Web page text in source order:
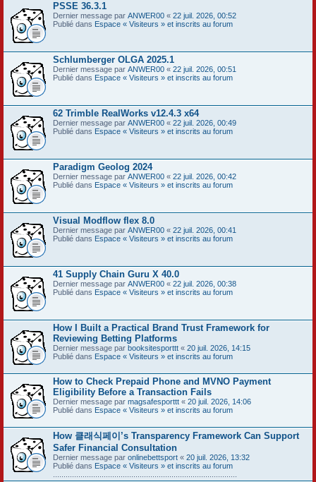
PSSE 36.3.1
Dernier message par ANWER00 « 22 juil. 2026, 00:52
Publié dans Espace « Visiteurs » et inscrits au forum
Schlumberger OLGA 2025.1
Dernier message par ANWER00 « 22 juil. 2026, 00:51
Publié dans Espace « Visiteurs » et inscrits au forum
62 Trimble RealWorks v12.4.3 x64
Dernier message par ANWER00 « 22 juil. 2026, 00:49
Publié dans Espace « Visiteurs » et inscrits au forum
Paradigm Geolog 2024
Dernier message par ANWER00 « 22 juil. 2026, 00:42
Publié dans Espace « Visiteurs » et inscrits au forum
Visual Modflow flex 8.0
Dernier message par ANWER00 « 22 juil. 2026, 00:41
Publié dans Espace « Visiteurs » et inscrits au forum
41 Supply Chain Guru X 40.0
Dernier message par ANWER00 « 22 juil. 2026, 00:38
Publié dans Espace « Visiteurs » et inscrits au forum
How I Built a Practical Brand Trust Framework for
Reviewing Betting Platforms
Dernier message par booksitesporttt « 20 juil. 2026, 14:15
Publié dans Espace « Visiteurs » et inscrits au forum
How to Check Prepaid Phone and MVNO Payment
Eligibility Before a Transaction Fails
Dernier message par magsafesporttt « 20 juil. 2026, 14:06
Publié dans Espace « Visiteurs » et inscrits au forum
How 클래식페이’s Transparency Framework Can Support
Safer Financial Consultation
Dernier message par onlinebettsport « 20 juil. 2026, 13:32
Publié dans Espace « Visiteurs » et inscrits au forum